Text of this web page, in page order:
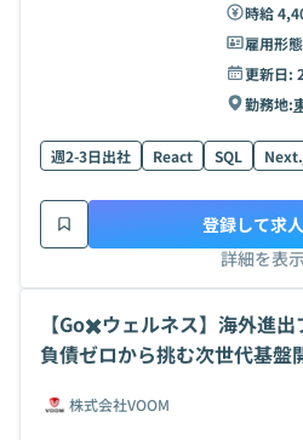
時給
雇用形
更新日:
勤務地:
週2-3日出社 React SQL
詳細を表
登録して求
【Go✖️ウェルネス】海外進
負債ゼロから挑む次世代基盤
株式会社VOOM